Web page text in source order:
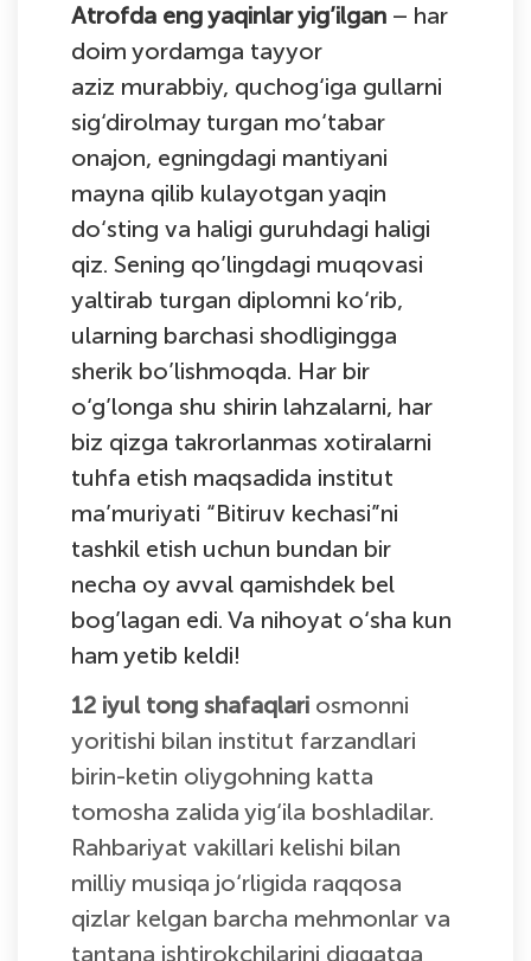
Atrofda eng yaqinlar yig’ilgan – har
doim yordamga tayyor
aziz murabbiy, quchog‘iga gullarni
sig‘dirolmay turgan mo‘tabar
onajon, egningdagi mantiyani
mayna qilib kulayotgan yaqin
do‘sting va haligi guruhdagi haligi
qiz. Sening qo’lingdagi muqovasi
yaltirab turgan diplomni ko‘rib,
ularning barchasi shodligingga
sherik bo’lishmoqda. Har bir
o‘g’longa shu shirin lahzalarni, har
biz qizga takrorlanmas xotiralarni
tuhfa etish maqsadida institut
ma’muriyati “Bitiruv kechasi”ni
tashkil etish uchun bundan bir
necha oy avval qamishdek bel
bog’lagan edi. Va nihoyat o‘sha kun
ham yetib keldi!
12 iyul tong shafaqlari osmonni
yoritishi bilan institut farzandlari
birin-ketin oliygohning katta
tomosha zalida yig‘ila boshladilar.
Rahbariyat vakillari kelishi bilan
milliy musiqa jo‘rligida raqqosa
qizlar kelgan barcha mehmonlar va
tantana ishtirokchilarini diqqatga